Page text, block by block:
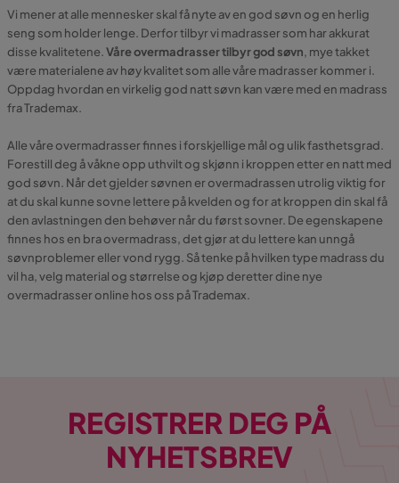
Vi mener at alle mennesker skal få nyte av en god søvn og en herlig
seng som holder lenge. Derfor tilbyr vi madrasser som har akkurat
disse kvalitetene.Våre overmadrasser tilbyr god søvn, mye takket
være materialene av høy kvalitet som alle våre madrasser kommer i.
Oppdag hvordan en virkelig god natt søvn kan være med en madrass
fra Trademax.
Alle våre overmadrasser finnes i forskjellige mål og ulik fasthetsgrad.
Forestill deg å våkne opp uthvilt og skjønn i kroppen etter en natt med
god søvn. Når det gjelder søvnen er overmadrassen utrolig viktig for
at du skal kunne sovne lettere på kvelden og for at kroppen din skal få
den avlastningen den behøver når du først sovner. De egenskapene
finnes hos en bra overmadrass, det gjør at du lettere kan unngå
søvnproblemer eller vond rygg. Så tenke på hvilken type madrass du
vil ha, velg material og størrelse og kjøp deretter dine nye
overmadrasser online hos oss på Trademax.
REGISTRER DEG PÅ
NYHETSBREV